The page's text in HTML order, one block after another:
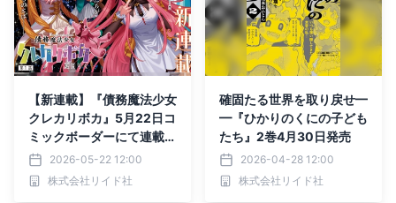
【新連載】『債務魔法少女
クレカリボカ』5月22日コ
ミックボーダーにて連載ス
タート2026-05-22 12:00
株式会社リイド社
確固たる世界を取り戻せ━
━『ひかりのくにの子ども
たち』2巻4月30日発売
2026-04-28 12:00
株式会社リイド社